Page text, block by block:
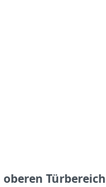
oberen Türbereich